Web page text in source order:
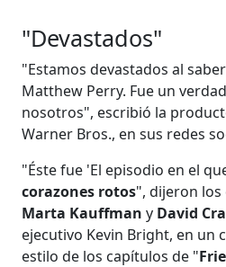
"Devastados"
"Estamos devastados al
Matthew Perry. Fue un
nosotros", escribió la
Warner Bros., en sus redes
"Éste fue 'El episodio en el
corazones rotos", dijeron los
Marta Kauffmany David
ejecutivo Kevin Bright, en un
estilo de los capítulos de "